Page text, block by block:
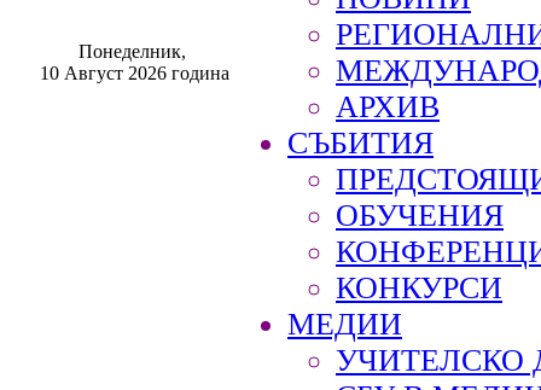
Понеделник,
10 Август 2026 година
АРХИВ
СЪБИТИЯ
ОБУЧЕНИЯ
КОНКУРСИ
МЕДИИ
УЧИТЕЛСКО